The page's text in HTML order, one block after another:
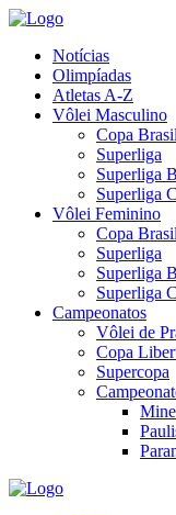
Notícias
Olimpíadas
Atletas A-Z
Vôlei Masculino
Copa Brasil
Superliga
Superliga B
Superliga C
Vôlei Feminino
Copa Brasil
Superliga
Superliga B
Superliga C
Campeonatos
Vôlei de
Copa
Supercopa